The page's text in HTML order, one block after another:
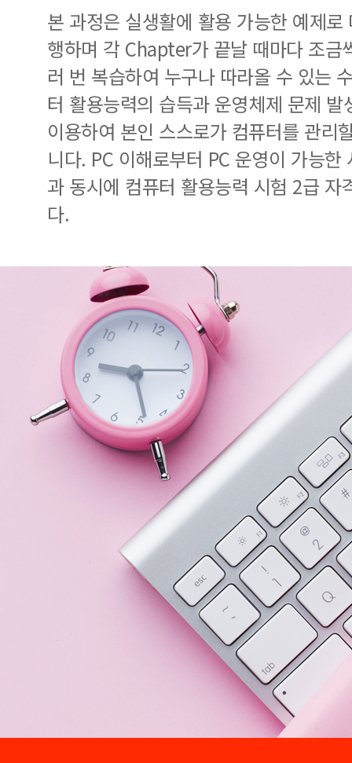
본 과정은 실생활에 활용 가능한 예제
행하며 각 Chapter가 끝날 때마다 조금
러 번 복습하여 누구나 따라올 수 있는
터 활용능력의 습득과 운영체제 문제
이용하여 본인 스스로가 컴퓨터를 관리
니다. PC 이해로부터 PC 운영이 가능
과 동시에 컴퓨터 활용능력 시험 2급 자
다.